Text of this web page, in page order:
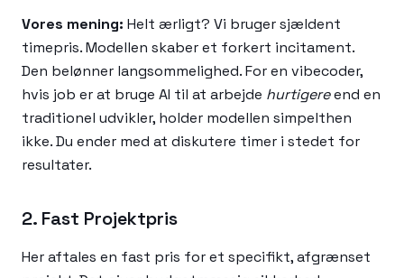
Vores mening: Helt ærligt? Vi bruger sjældent
timepris. Modellen skaber et forkert incitament.
Den belønner langsommelighed. For en vibecoder,
hvis job er at bruge AI til at arbejde hurtigereend en
traditionel udvikler, holder modellen simpelthen
ikke. Du ender med at diskutere timer i stedet for
resultater.
2. Fast Projektpris
Her aftales en fast pris for et specifikt, afgrænset